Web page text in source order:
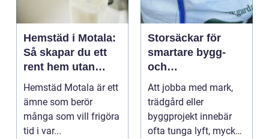
Hemstäd i Motala:
Så skapar du ett
rent hem utan
stress
Hemstäd Motala är ett
ämne som berör
många som vill frigöra
tid i var...
Storsäckar för
smartare bygg-
och
trädgårdsprojekt
Att jobba med mark,
trädgård eller
byggprojekt innebär
ofta tunga lyft, mycket